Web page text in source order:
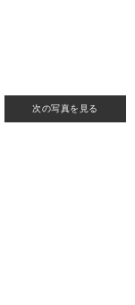
次の写真を見る